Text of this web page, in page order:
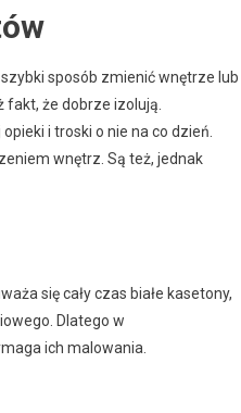
sposób zmienić wnętrze lub
że dobrze izolują.
i troski o nie na co dzień.
wnętrz. Są też, jednak
się cały czas białe kasetony,
Dlatego w
ich malowania.